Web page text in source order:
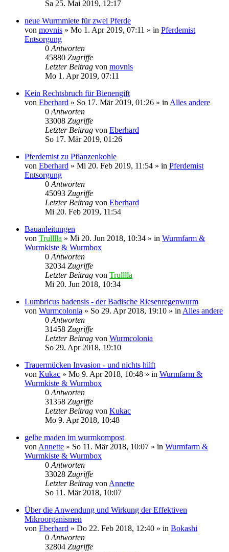
Sa 25. Mai 2019, 12:17
neue Wurmmiete für zwei Pferde
von movnis » Mo 1. Apr 2019, 07:11 » in Pferdemist
Entsorgung
0 Antworten
45880 Zugriffe
Letzter Beitrag von movnis
Mo 1. Apr 2019, 07:11
Kein Rechtsbruch für Bienengift
von Eberhard » So 17. Mär 2019, 01:26 » in Alles andere
0 Antworten
33008 Zugriffe
Letzter Beitrag von Eberhard
So 17. Mär 2019, 01:26
Pferdemist zu Pflanzenkohle
von Eberhard » Mi 20. Feb 2019, 11:54 » in Pferdemist
Entsorgung
0 Antworten
45093 Zugriffe
Letzter Beitrag von Eberhard
Mi 20. Feb 2019, 11:54
Bauanleitungen
von Trulllla » Mi 20. Jun 2018, 10:34 » in Wurmfarm &
Wurmkiste & Wurmbox
0 Antworten
32034 Zugriffe
Letzter Beitrag von Trulllla
Mi 20. Jun 2018, 10:34
Lumbricus badensis - der Badische Riesenregenwurm
von Wurmcolonia » So 29. Apr 2018, 19:10 » in Alles andere
0 Antworten
31458 Zugriffe
Letzter Beitrag von Wurmcolonia
So 29. Apr 2018, 19:10
Trauermücken Invasion - und nichts hilft
von Kukac » Mo 9. Apr 2018, 10:48 » in Wurmfarm &
Wurmkiste & Wurmbox
0 Antworten
31358 Zugriffe
Letzter Beitrag von Kukac
Mo 9. Apr 2018, 10:48
gelbe maden im wurmkompost
von Annette » So 11. Mär 2018, 10:07 » in Wurmfarm &
Wurmkiste & Wurmbox
0 Antworten
33028 Zugriffe
Letzter Beitrag von Annette
So 11. Mär 2018, 10:07
Über die Anwendung und Wirkung der Effektiven
Mikroorganismen
von Eberhard » Do 22. Feb 2018, 12:40 » in Bokashi
0 Antworten
32804 Zugriffe